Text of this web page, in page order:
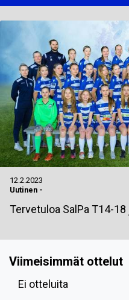
12.2.2023
Uutinen -
Tervetuloa SalPa T14-
Viimeisimmät ottelut
Ei otteluita